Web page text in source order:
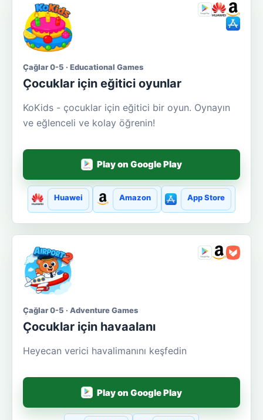
Çağlar 0-5 · Educational Games
Çocuklar için eğitici oyunlar
KoKids - çocuklar için eğitici bir oyun. Oynayın
ve eğlenceli ve kolay öğrenin!
Play on Google Play
Huawei Amazon App Store
Çağlar 0-5 · Adventure Games
Çocuklar için havaalanı
Heyecan verici havalimanını keşfedin
Play on Google Play